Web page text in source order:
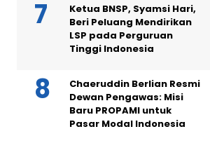
Ketua BNSP, Syamsi Hari,
Beri Peluang Mendirikan
LSP pada Perguruan
Tinggi Indonesia
Chaeruddin Berlian Resmi
Dewan Pengawas: Misi
Baru PROPAMI untuk
Pasar Modal Indonesia